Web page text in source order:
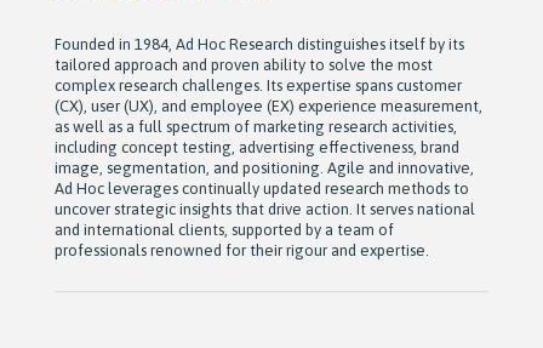
Founded in 1984, Ad Hoc Research distinguishes itself by its
tailored approach and proven ability to solve the most
complex research challenges. Its expertise spans customer
(CX), user (UX), and employee (EX) experience measurement,
as well as a full spectrum of marketing research activities,
including concept testing, advertising effectiveness, brand
image, segmentation, and positioning. Agile and innovative,
Ad Hoc leverages continually updated research methods to
uncover strategic insights that drive action. It serves national
and international clients, supported by a team of
professionals renowned for their rigour and expertise.